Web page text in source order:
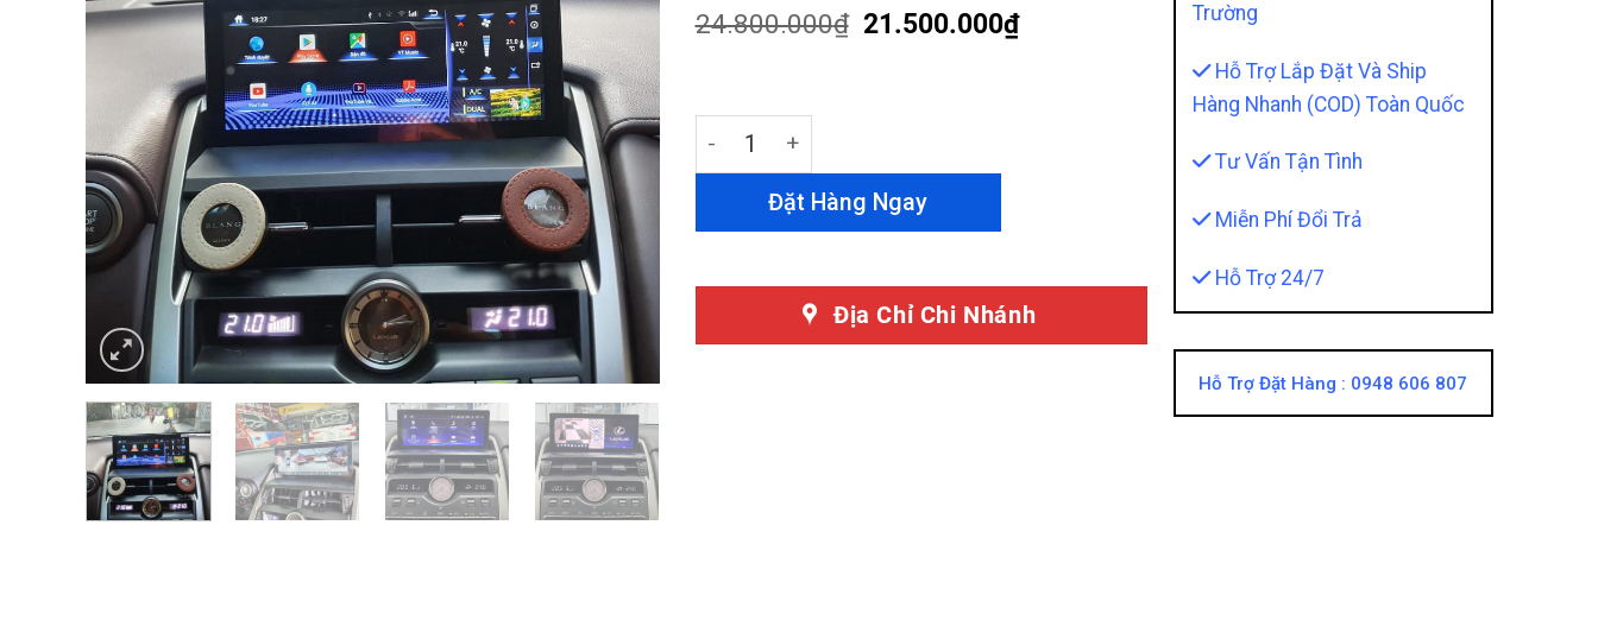
customer
ratings
24.800.000₫ 21.500.000₫
Màn Hình Android Lexus NX200t quantity
Đặt Hàng Ngay
Địa Chỉ Chi Nhánh
Trường
Hỗ Trợ Lắp Đặt Và Ship
Hàng Nhanh (COD) Toàn Quốc
Tư Vấn Tận Tình
Miễn Phí Đổi Trả
Hỗ Trợ 24/7
Hỗ Trợ Đặt Hàng : 0948 606 807